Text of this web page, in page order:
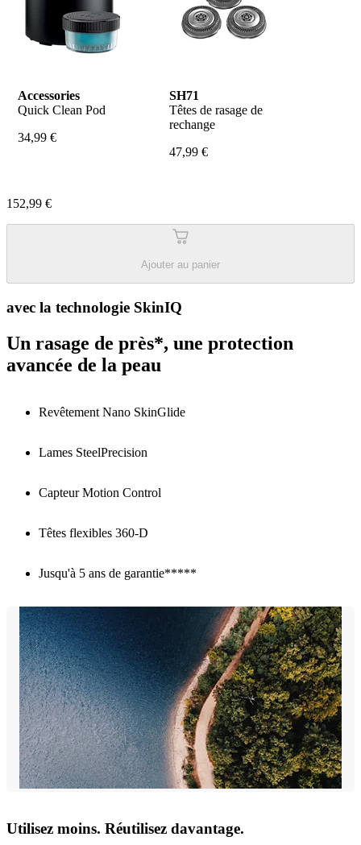
Accessories
Quick Clean Pod
34,99 €
SH71
Têtes de rasage de
rechange
47,99 €
152,99 €
Ajouter au panier
avec la technologie SkinIQ
Un rasage de près*, une protection
avancée de la peau
Revêtement Nano SkinGlide
Lames SteelPrecision
Capteur Motion Control
Têtes flexibles 360-D
Jusqu'à 5 ans de garantie*****
Utilisez moins. Réutilisez davantage.